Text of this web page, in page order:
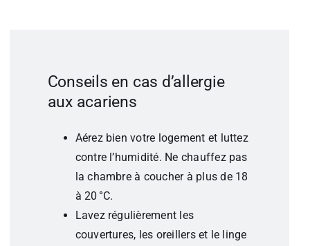
Conseils en cas d’allergie
aux acariens
Aérez bien votre logement et luttez
contre l’humidité. Ne chauffez pas
la chambre à coucher à plus de 18
à 20 °C.
Lavez régulièrement les
couvertures, les oreillers et le linge